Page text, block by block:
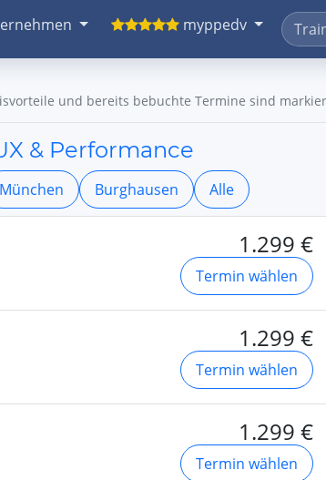
myppedv
und bereits bebuchte Termine sind
& Performance
München Burghausen Alle
1.299 €
Termin wählen
1.299 €
Termin wählen
1.299 €
Termin wählen